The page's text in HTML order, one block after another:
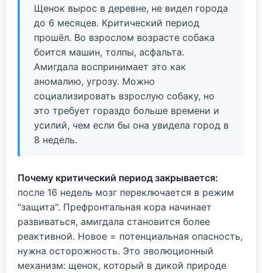
Щенок вырос в деревне, не видел города
до 6 месяцев. Критический период
прошёл. Во взрослом возрасте собака
боится машин, толпы, асфальта.
Амигдала воспринимает это как
аномалию, угрозу. Можно
социализировать взрослую собаку, но
это требует гораздо больше времени и
усилий, чем если бы она увидела город в
8 недель.
Почему критический период закрывается:
после 16 недель мозг переключается в режим
"защита". Префронтальная кора начинает
развиваться, амигдала становится более
реактивной. Новое = потенциальная опасность,
нужна осторожность. Это эволюционный
механизм: щенок, который в дикой природе